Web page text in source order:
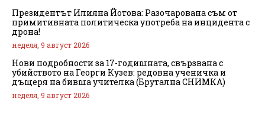
Президентът Илияна Йотова: Разочарована съм от
примитивната политическа употреба на инцидента с
дрона!
неделя, 9 август 2026
Нови подробности за 17-годишната, свързвана с
убийството на Георги Кузев: редовна ученичка и
дъщеря на бивша учителка (Брутална СНИМКА)
неделя, 9 август 2026